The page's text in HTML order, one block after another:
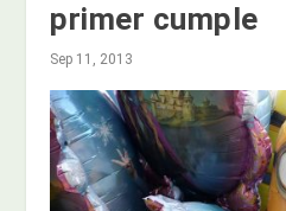
primer cumple
Sep 11, 2013